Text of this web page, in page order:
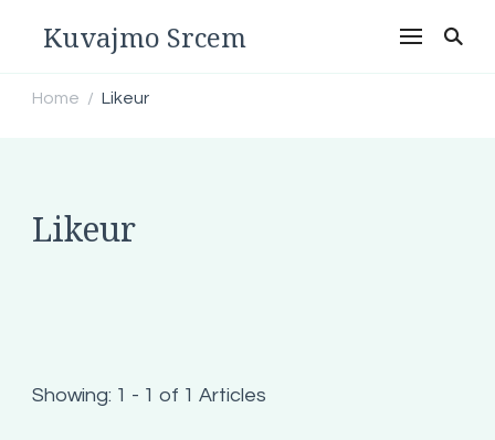
Kuvajmo Srcem
Home / Likeur
Likeur
Showing: 1 - 1 of 1 Articles